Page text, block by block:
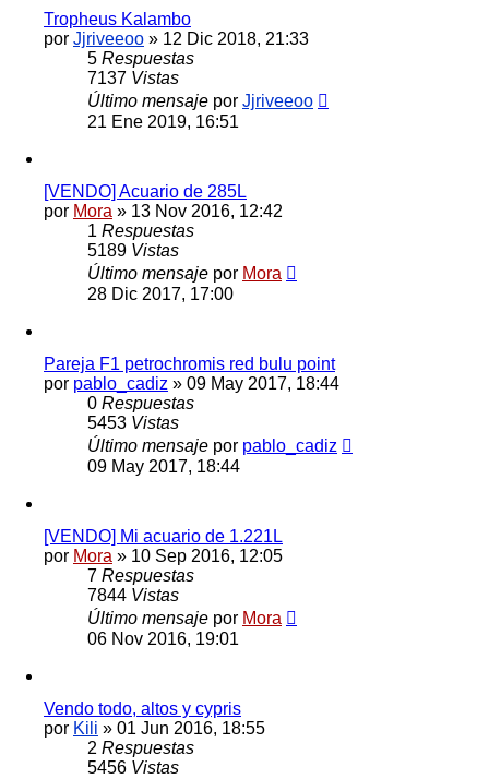
Tropheus Kalambo
por Jjriveeoo » 12 Dic 2018, 21:33
5 Respuestas
7137 Vistas
Último mensaje por Jjriveeoo
21 Ene 2019, 16:51
[VENDO] Acuario de 285L
por Mora » 13 Nov 2016, 12:42
1 Respuestas
5189 Vistas
Último mensaje por Mora
28 Dic 2017, 17:00
Pareja F1 petrochromis red bulu point
por pablo_cadiz » 09 May 2017, 18:44
0 Respuestas
5453 Vistas
Último mensaje por pablo_cadiz
09 May 2017, 18:44
[VENDO] Mi acuario de 1.221L
por Mora » 10 Sep 2016, 12:05
7 Respuestas
7844 Vistas
Último mensaje por Mora
06 Nov 2016, 19:01
Vendo todo, altos y cypris
por Kili » 01 Jun 2016, 18:55
2 Respuestas
5456 Vistas